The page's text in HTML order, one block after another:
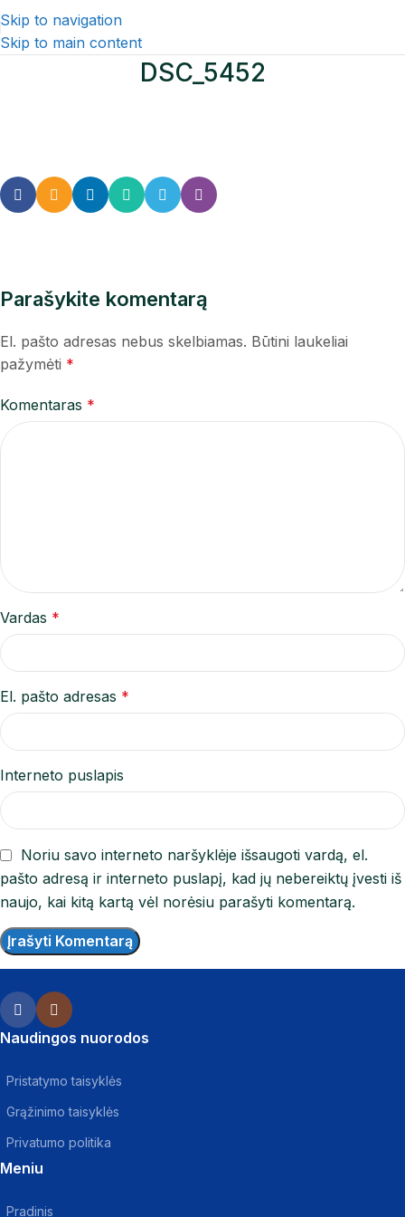
Skip to navigation
Skip to main content
DSC_5452
Parašykite komentarą
El. pašto adresas nebus skelbiamas. Būtini laukeliai
pažymėti *
Komentaras *
Vardas *
El. pašto adresas *
Interneto puslapis
Noriu savo interneto naršyklėje išsaugoti vardą, el.
pašto adresą ir interneto puslapį, kad jų nebereiktų įvesti iš
naujo, kai kitą kartą vėl norėsiu parašyti komentarą.
Naudingos nuorodos
Pristatymo taisyklės
Grąžinimo taisyklės
Privatumo politika
Meniu
Pradinis